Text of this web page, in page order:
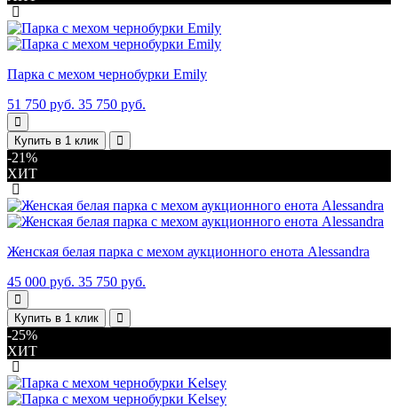
Парка с мехом чернобурки Emily
51 750 руб. 35 750 руб.
Купить в 1 клик
-21%
ХИТ
Женская белая парка с мехом аукционного енота Alessandra
45 000 руб. 35 750 руб.
Купить в 1 клик
-25%
ХИТ